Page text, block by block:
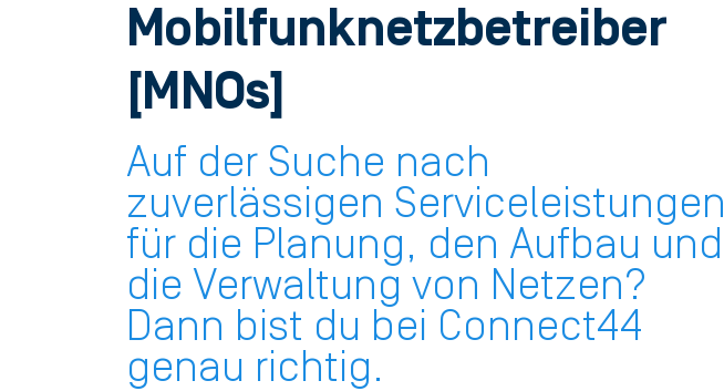
Mobilfunknetzbetreiber
[MNOs]
Auf der Suche nach
zuverlässigen Serviceleistungen
für die Planung, den Aufbau und
die Verwaltung von Netzen?
Dann bist du bei Connect44
genau richtig.